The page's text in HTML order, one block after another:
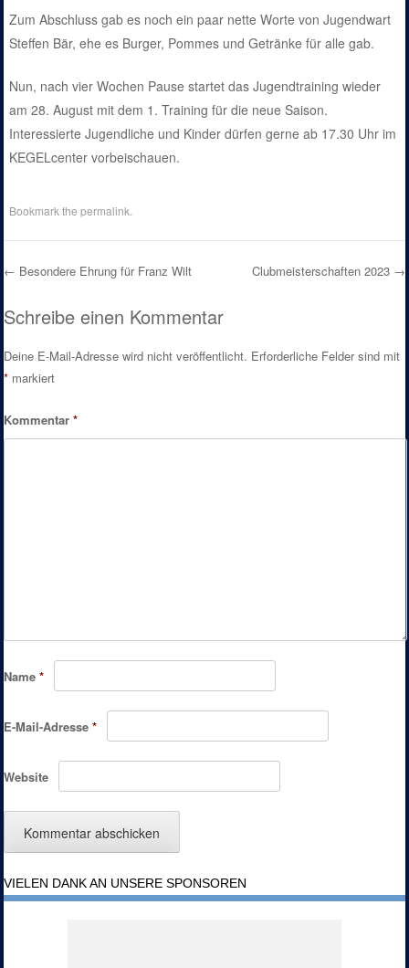
Zum Abschluss gab es noch ein paar nette Worte von Jugendwart
Steffen Bär, ehe es Burger, Pommes und Getränke für alle gab.
Nun, nach vier Wochen Pause startet das Jugendtraining wieder
am 28. August mit dem 1. Training für die neue Saison.
Interessierte Jugendliche und Kinder dürfen gerne ab 17.30 Uhr im
KEGELcenter vorbeischauen.
Bookmark thepermalink
Post navigation
← Besondere Ehrung für Franz Wilt Clubmeisterschaften 2023 →
Schreibe einen Kommentar
Deine E-Mail-Adresse wird nicht veröffentlicht. Erforderliche Felder sind mit
* markiert
Kommentar*
Name*
E-Mail-Adresse*
Website
VIELEN DANK AN UNSERE SPONSOREN